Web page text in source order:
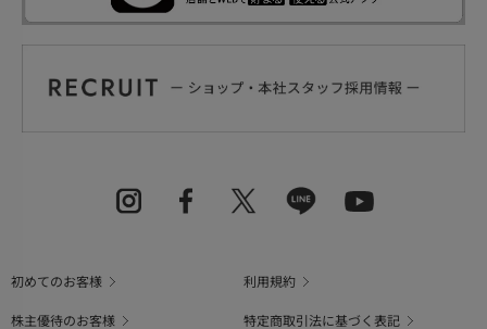
初めてのお客様
利用規約
株主優待のお客様
特定商取引法に基づく表記